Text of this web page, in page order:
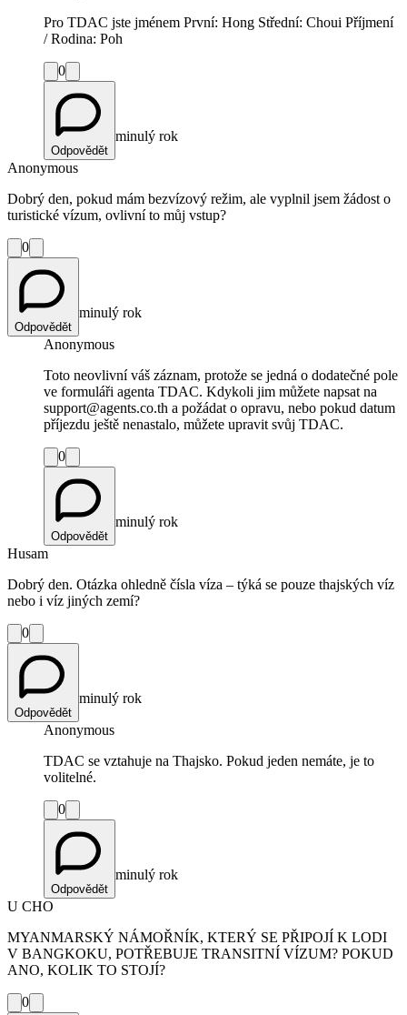
Pro TDAC jste jménem První: Hong Střední: Choui Příjmení
/ Rodina: Poh
0
Odpovědět
minulý rok
Anonymous
Dobrý den, pokud mám bezvízový režim, ale vyplnil jsem žádost o
turistické vízum, ovlivní to můj vstup?
0
Odpovědět
minulý rok
Anonymous
Toto neovlivní váš záznam, protože se jedná o dodatečné pole
ve formuláři agenta TDAC. Kdykoli jim můžete napsat na
support@agents.co.th a požádat o opravu, nebo pokud datum
příjezdu ještě nenastalo, můžete upravit svůj TDAC.
0
Odpovědět
minulý rok
Husam
Dobrý den. Otázka ohledně čísla víza – týká se pouze thajských víz
nebo i víz jiných zemí?
0
Odpovědět
minulý rok
Anonymous
TDAC se vztahuje na Thajsko. Pokud jeden nemáte, je to
volitelné.
0
Odpovědět
minulý rok
U CHO
MYANMARSKÝ NÁMOŘNÍK, KTERÝ SE PŘIPOJÍ K LODI
V BANGKOKU, POTŘEBUJE TRANSITNÍ VÍZUM? POKUD
ANO, KOLIK TO STOJÍ?
0